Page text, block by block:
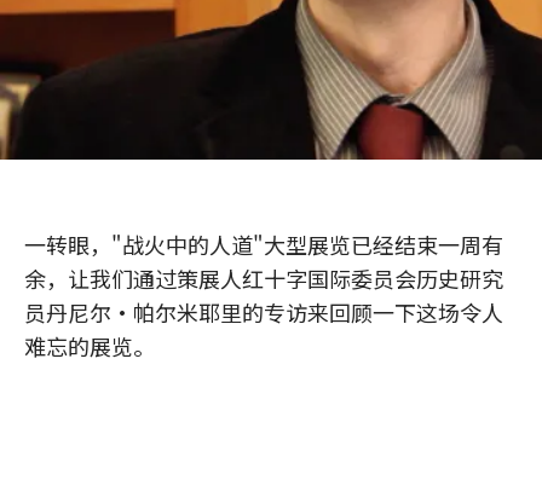
一转眼，"战火中的人道"大型展览已经结束一周有
余，让我们通过策展人红十字国际委员会历史研究
员丹尼尔•帕尔米耶里的专访来回顾一下这场令人
难忘的展览。